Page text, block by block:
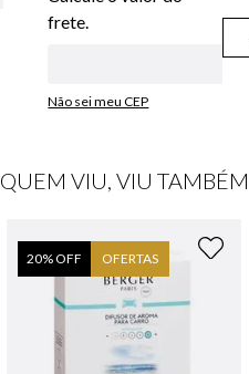
Não sei meu CEP
QUEM VIU, VIU TAMBÉM
20% OFF OFERTAS